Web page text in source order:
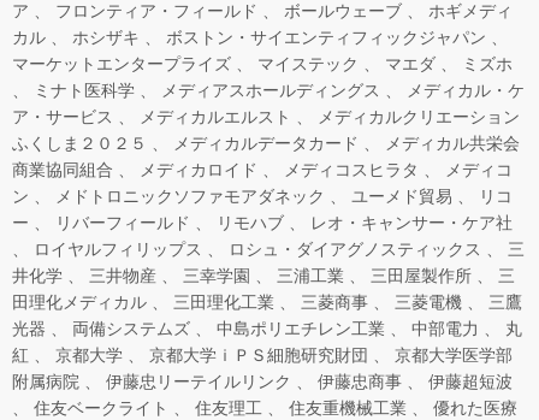
ア
フロンティア・フィールド ボールウェーブ
ホギメディ
カル
ホシザキ
ボストン・サイエンティフィックジャパン
マーケットエンタープライズ
マイステック マエダ
ミズホ
ミナト医科学
メディアスホールディングス
メディカル・ケ
ア・サービス
メディカルエルスト
メディカルクリエーション
ふくしま２０２５
メディカルデータカード
メディカル共栄会
商業協同組合
メディカロイド メディコスヒラタ
メディコ
ン
メドトロニックソファモアダネック ユーメド貿易
リコ
ー
リバーフィールド リモハブ
レオ・キャンサー・ケア社
ロイヤルフィリップス
ロシュ・ダイアグノスティックス
三
井化学
三井物産 三幸学園 三浦工業 三田屋製作所
三
田理化メディカル
三田理化工業 三菱商事 三菱電機
三鷹
光器
両備システムズ 中島ポリエチレン工業 中部電力
丸
紅
京都大学 京都大学ｉＰＳ細胞研究財団
京都大学医学部
附属病院
伊藤忠リーテイルリンク 伊藤忠商事
伊藤超短波
住友ベークライト
住友理工 住友重機械工業
優れた医療